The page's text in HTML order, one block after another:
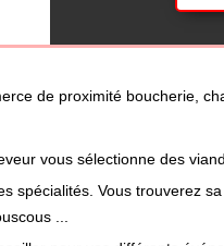
de proximité boucherie,
vous sélectionne des
spécialités. Vous trouverez
...